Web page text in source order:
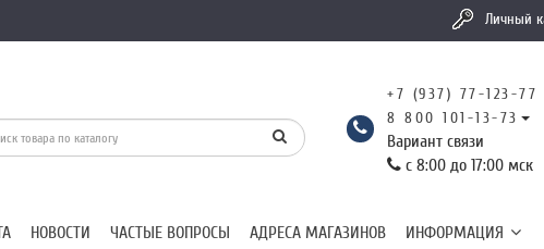
Личный
+7 (937) 77-123-77
8 800 101-13-73
Вариант связи
с 8:00 до 17:00 мск
НОВОСТИ ЧАСТЫЕ ВОПРОСЫ АДРЕСА МАГАЗИНОВ ИНФОРМАЦИЯ